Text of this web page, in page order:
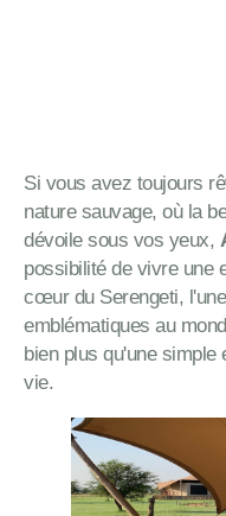
Si vous avez toujours
nature sauvage, où la
dévoile sous vos yeux,
possibilité de vivre une
cœur du Serengeti,
emblématiques au
bien plus qu'une simple
vie.